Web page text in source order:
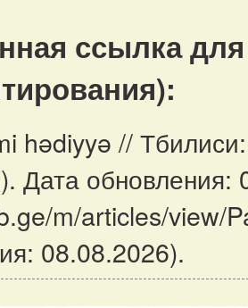
ссылка
hədiyyə //
Дата обновления:
m/articles/view/
08.08.2026).